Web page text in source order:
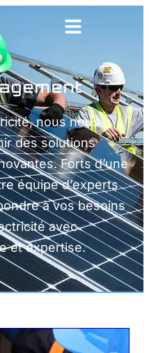
nous nous
des solutions
Forts d’une
équipe d’experts
à vos besoins
avec
et expertise.